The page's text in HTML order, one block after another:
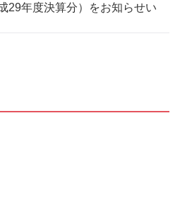
29年度決算分）をお知らせい